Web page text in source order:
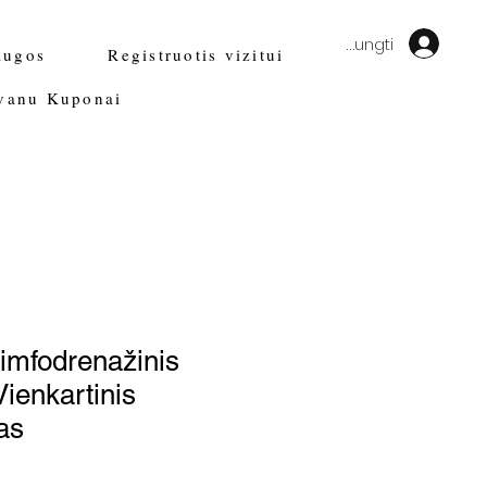
Registruotis vizitui
Kuponai
Prisijungti